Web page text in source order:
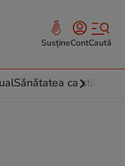
SusțineContCaută
Sănătatea ca stil de